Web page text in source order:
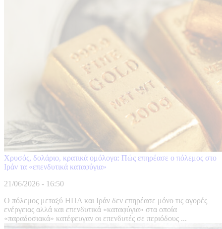
Χρυσός, δολάριο, κρατικά ομόλογα: Πώς επηρέασε ο πόλεμος στο
Ιράν τα «επενδυτικά καταφύγια»
21/06/2026 - 16:50
Ο πόλεμος μεταξύ ΗΠΑ και Ιράν δεν επηρέασε μόνο τις αγορές
ενέργειας αλλά και επενδυτικά «καταφύγια» στα οποία
«παραδοσιακά» κατέφευγαν οι επενδυτές σε περιόδους ...